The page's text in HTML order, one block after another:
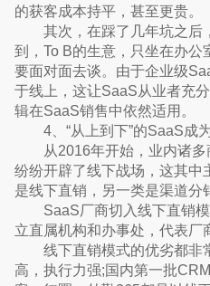
的获客成本持平，甚至更贵。
其次，在踩了几年坑之后
到，To B的生意，只坐在办公
要面对面去谈。由于企业级
于线上，这让SaaS从业者充
辑在SaaS销售中依然适用。
4、“从上到下”的SaaS成
从2016年开始，业内诸
纷纷开辟了线下战场，这其中
是线下直销，另一类是渠道分
SaaS厂商切入线下直销
立直属机构和办事处，代表厂
线下直销模式的优劣都非
高，执行力强;国内第一批